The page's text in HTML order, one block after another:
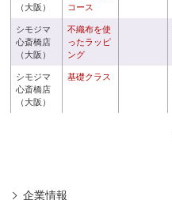
（大阪）
コース
シモジマ
心斎橋店
（大阪）
不織布を使
ったラッピ
ング
シモジマ
心斎橋店
（大阪）
基礎クラス
企業情報